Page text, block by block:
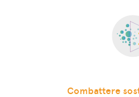
Combattere